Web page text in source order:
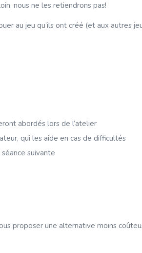
nous ne les retiendrons pas!
au jeu qu’ils ont créé (et aux autres
abordés lors de l’atelier
qui les aide en cas de difficultés
suivante
proposer une alternative moins